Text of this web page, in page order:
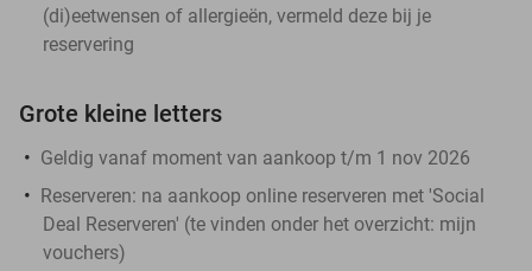
(di)eetwensen of allergieën, vermeld deze bij je
reservering
Grote kleine letters
Geldig vanaf moment van aankoop t/m 1 nov 2026
Reserveren: na aankoop online reserveren met 'Social
Deal Reserveren' (te vinden onder het overzicht: mijn
vouchers)